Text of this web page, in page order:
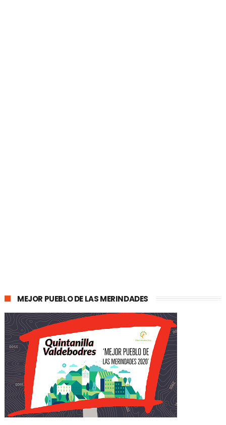
MEJOR PUEBLO DE LAS MERINDADES